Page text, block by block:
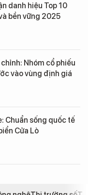
danh hiệu Top 10
bền vững 2025
Nhóm cổ phiếu
vào vùng định giá
Chuẩn sống quốc tế
Cửa Lò